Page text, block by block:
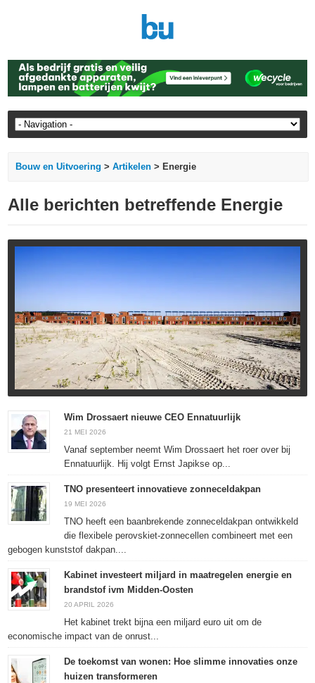
Bouw en Uitvoering >Artikelen > Energie
Alle berichten betreffende Energie
Wim Drossaert nieuwe CEO Ennatuurlijk
21 MEI 2026
Vanaf september neemt Wim Drossaert het roer over bij
Ennatuurlijk. Hij volgt Ernst Japikse op...
TNO presenteert innovatieve zonneceldakpan
19 MEI 2026
TNO heeft een baanbrekende zonneceldakpan ontwikkeld
die flexibele perovskiet-zonnecellen combineert met een
gebogen kunststof dakpan....
Kabinet investeert miljard in maatregelen energie en
brandstof ivm Midden-Oosten
20 APRIL 2026
Het kabinet trekt bijna een miljard euro uit om de
economische impact van de onrust...
De toekomst van wonen: Hoe slimme innovaties onze
huizen transformeren